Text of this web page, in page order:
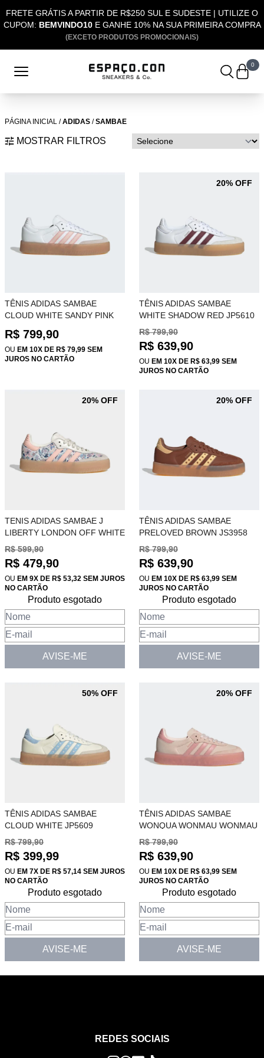
FRETE GRÁTIS A PARTIR DE R$250 SUL E SUDESTE | UTILIZE O
CUPOM: BEMVINDO10E GANHE 10% NA SUA PRIMEIRA COMPRA
(EXCETO PRODUTOS PROMOCIONAIS)
0
PÁGINA INICIAL /ADIDAS /SAMBAE
MOSTRAR FILTROS
TÊNIS ADIDAS SAMBAE
CLOUD WHITE SANDY PINK
IH4026
R$ 799,90
OU EM 10X DE R$ 79,99 SEM
JUROS NO CARTÃO
TÊNIS ADIDAS SAMBAE
WHITE SHADOW RED JP5610
R$ 799,90
R$ 639,90
OU EM 10X DE R$ 63,99 SEM
JUROS NO CARTÃO
20% OFF
TENIS ADIDAS SAMBAE J
LIBERTY LONDON OFF WHITE
BLUSH PINK GUM JQ2009
R$ 599,90
R$ 479,90
OU EM 9X DE R$ 53,32 SEM JUROS
NO CARTÃO
20% OFF
Produto esgotado
AVISE-ME
TÊNIS ADIDAS SAMBAE
PRELOVED BROWN JS3958
R$ 799,90
R$ 639,90
OU EM 10X DE R$ 63,99 SEM
JUROS NO CARTÃO
20% OFF
Produto esgotado
AVISE-ME
TÊNIS ADIDAS SAMBAE
CLOUD WHITE JP5609
R$ 799,90
R$ 399,99
OU EM 7X DE R$ 57,14 SEM JUROS
NO CARTÃO
50% OFF
Produto esgotado
AVISE-ME
TÊNIS ADIDAS SAMBAE
WONQUA WONMAU WONMAU
JS3956
R$ 799,90
R$ 639,90
OU EM 10X DE R$ 63,99 SEM
JUROS NO CARTÃO
20% OFF
Produto esgotado
AVISE-ME
REDES SOCIAIS